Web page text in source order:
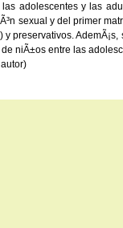
adolescentes y las
sexual y del primer
niÃ±os entre las